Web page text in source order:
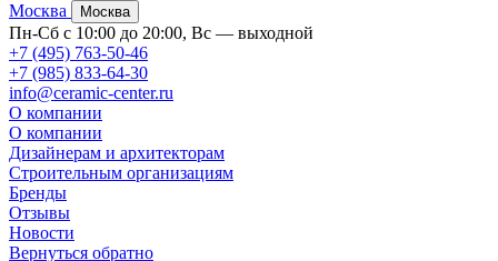
Москва
Москва
Пн-Сб с 10:00 до 20:00, Вс — выходной
+7 (495) 763-50-46
+7 (985) 833-64-30
info@ceramic-center.ru
О компании
О компании
Дизайнерам и архитекторам
Строительным организациям
Бренды
Отзывы
Новости
Вернуться обратно